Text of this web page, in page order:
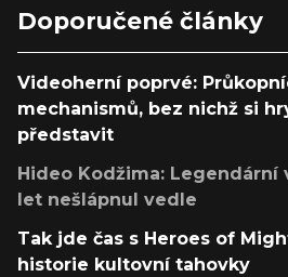
Doporučené články
Videoherní poprvé:
mechanismů, bez nichž si
představit
Hideo Kodžima: Legendární
let nešlápnul vedle
Tak jde čas s Heroes of
historie kultovní tahovky